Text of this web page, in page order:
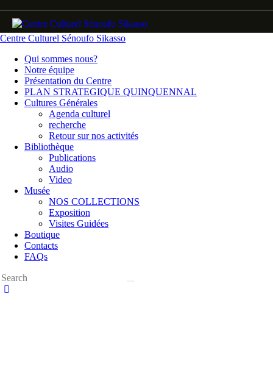
Centre Culturel Sénoufo Sikasso
Qui sommes nous?
Notre équipe
Présentation du Centre
PLAN STRATEGIQUE QUINQUENNAL
Cultures Générales
Agenda culturel
recherche
Retour sur nos activités
Bibliothèque
Publications
Audio
Video
Musée
NOS COLLECTIONS
Exposition
Visites Guidées
Boutique
Contacts
FAQs